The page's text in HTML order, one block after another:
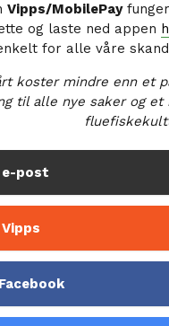
Vipps/MobilePay
og laste ned appen
for alle våre
koster mindre enn et
til alle nye saker og
e-post